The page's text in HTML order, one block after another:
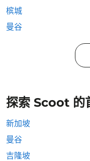
槟城
曼谷
探索 Scoot 的
新加坡
曼谷
吉隆坡